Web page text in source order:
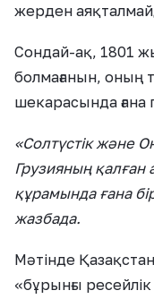
жерден
Сондай-ақ, 1801
болмағанын, оның
шекарасында ғана
«Солтүстік және
Грузияның қалған
құрамында ғана
жазбада.
Мәтінде
«бұрынғы